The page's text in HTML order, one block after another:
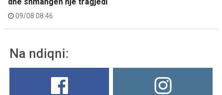
09/08 08:46
Na ndiqni: